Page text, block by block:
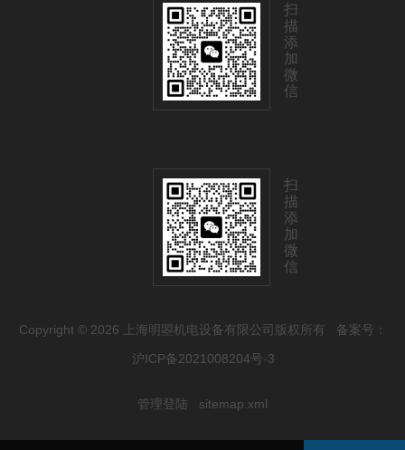
扫
描
添
加
微
信
扫
描
添
加
微
信
Copyright © 2026 上海明曌机电设备有限公司版权所有 备案号：
沪ICP备2021008204号-3
管理登陆 sitemap.xml